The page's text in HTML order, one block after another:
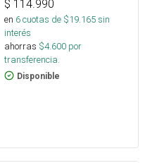
$ 114.990
en 6cuotas de $19.165sin
interés
ahorras $4.600 por
transferencia.
Disponible